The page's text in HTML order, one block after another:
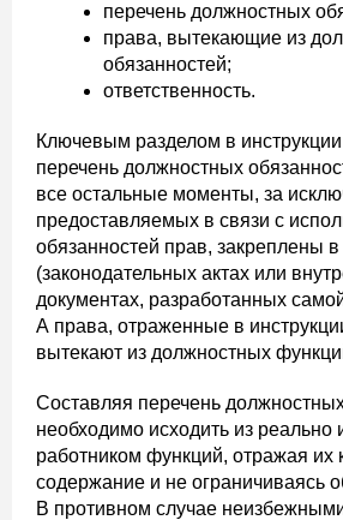
перечень должностных
права, вытекающие из
обязанностей;
ответственность.
Ключевым разделом в инструкции
перечень должностных
все остальные моменты, за
предоставляемых в связи с
обязанностей прав, закреплены
(законодательных актах или
документах, разработанных
А права, отраженные в
вытекают из должностных
Составляя перечень
необходимо исходить из
работником функций, отражая их
содержание и не ограничиваясь
В противном случае